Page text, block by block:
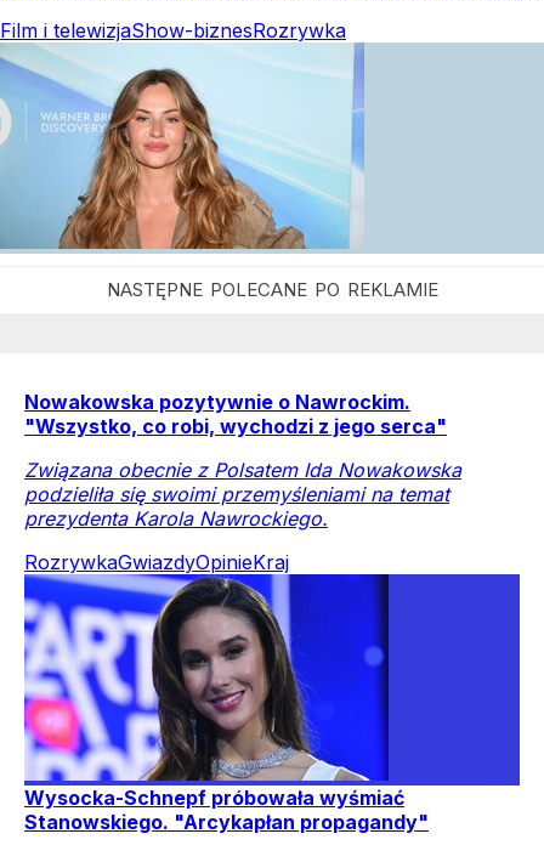
Film i telewizjaShow-biznesRozrywka
Nowakowska pozytywnie o Nawrockim.
"Wszystko, co robi, wychodzi z jego serca"
Związana obecnie z Polsatem Ida Nowakowska
podzieliła się swoimi przemyśleniami na temat
prezydenta Karola Nawrockiego.
RozrywkaGwiazdyOpinieKraj
Wysocka-Schnepf próbowała wyśmiać
Stanowskiego. "Arcykapłan propagandy"